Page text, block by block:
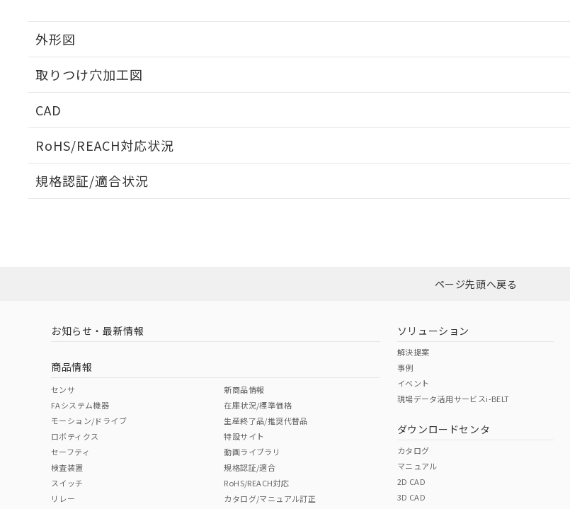
外形図
取りつけ穴加工図
CAD
RoHS/REACH対応状況
EU RoHS 注意事項・凡例
ダウンロードはこちら
中国 RoHS 注意事項・凡例
中国 RoHS表
Pb Hg Cr(VI)
規格認証/適合状況
ページ先頭へ戻る
お知らせ・最新情報
商品情報
センサ
FAシステム機器
モーション/ドライブ
ロボティクス
セーフティ
検査装置
スイッチ
リレー
新商品情報
在庫状況/標準価格
生産終了品/推奨代替品
特設サイト
動画ライブラリ
規格認証/適合
RoHS/REACH対応
カタログ/マニュアル訂正
ソリューション
解決提案
事例
イベント
現場データ活用サービスi-BELT
ダウンロードセンタ
カタログ
マニュアル
2D CAD
3D CAD